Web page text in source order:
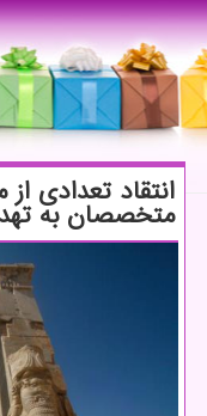
انتقاد تعدادی
متخصصان به